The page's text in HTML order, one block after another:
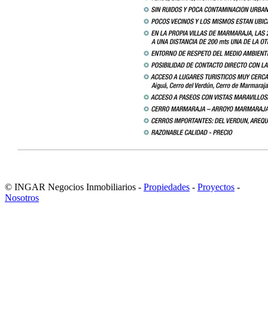
© INGAR Negocios Inmobiliarios - Propiedades - Proyectos -
Nosotros